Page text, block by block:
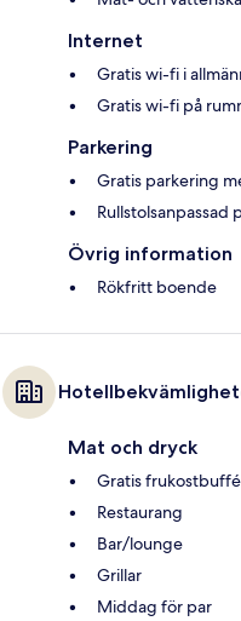
Internet
Gratis wi-fi i
Gratis wi-fi på
Parkering
Gratis parkering
Rullstolsanpassad
Övrig information
Rökfritt boende
Mat och dryck
Gratis
Restaurang
Bar/lounge
Grillar
Middag för par